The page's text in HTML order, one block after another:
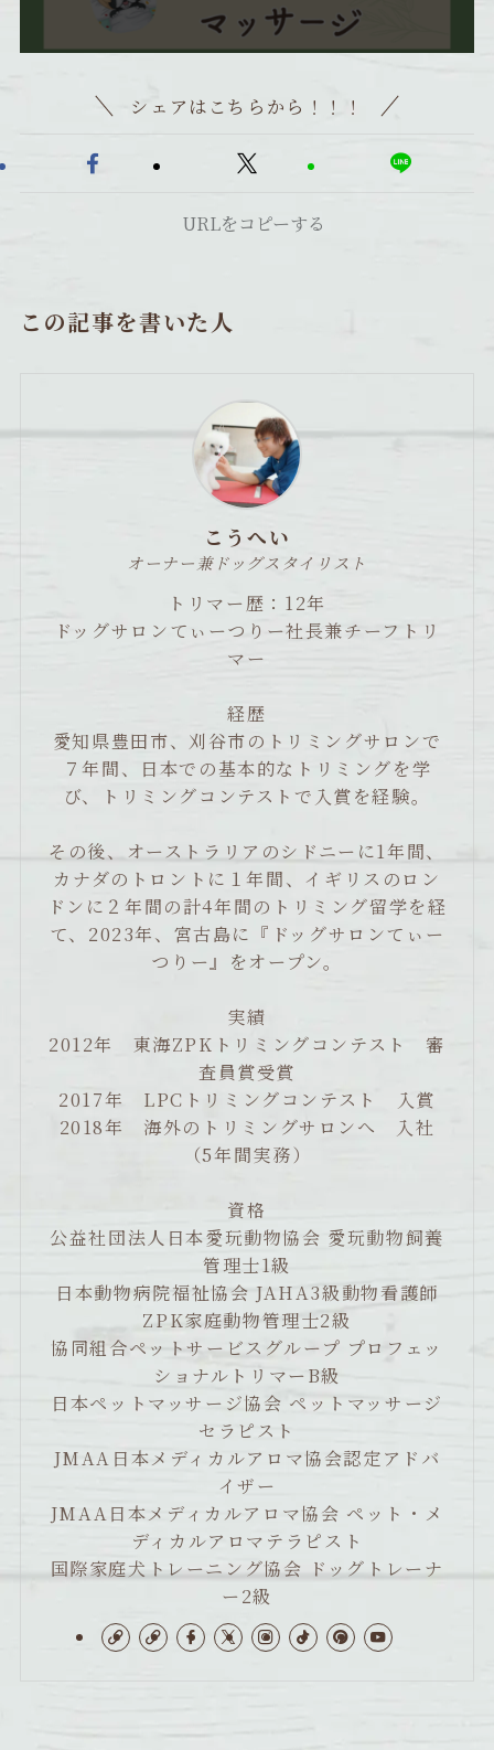
シェアはこちらから！！！
URLをコピーする
この記事を書いた人
こうへい
オーナー兼ドッグスタイリスト
トリマー歴：12年
ドッグサロンてぃーつりー社長兼チーフトリ
マー
経歴
愛知県豊田市、刈谷市のトリミングサロンで
７年間、日本での基本的なトリミングを学
び、トリミングコンテストで入賞を経験。
その後、オーストラリアのシドニーに1年間、
カナダのトロントに１年間、イギリスのロン
ドンに２年間の計4年間のトリミング留学を経
て、2023年、宮古島に『ドッグサロンてぃー
つりー』をオープン。
実績
2012年 東海ZPKトリミングコンテスト 審
査員賞受賞
2017年 LPCトリミングコンテスト 入賞
2018年 海外のトリミングサロンへ 入社
（5年間実務）
資格
公益社団法人日本愛玩動物協会 愛玩動物飼養
管理士1級
日本動物病院福祉協会 JAHA3級動物看護師
ZPK家庭動物管理士2級
協同組合ペットサービスグループ プロフェッ
ショナルトリマーB級
日本ペットマッサージ協会 ペットマッサージ
セラピスト
JMAA日本メディカルアロマ協会認定アドバ
イザー
JMAA日本メディカルアロマ協会 ペット・メ
ディカルアロマテラピスト
国際家庭犬トレーニング協会 ドッグトレーナ
ー2級